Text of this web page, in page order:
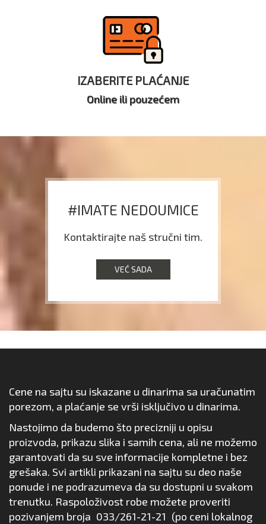
IZABERITE PLAĆANJE
Online ili pouzećem
#IMATE NEDOUMICE
Kontaktirajte naš stručni tim.
VEĆ SADA
Cene na sajtu su iskazane u dinarima sa uračunatim
porezom, a plaćanje se vrši isključivo u dinarima.
Nastojimo da budemo što precizniji u opisu
proizvoda, prikazu slika i samih cena, ali ne možemo
garantovati da su sve informacije kompletne i bez
grešaka. Svi artikli prikazani na sajtu su deo naše
ponude i ne podrazumeva da su dostupni u svakom
trenutku. Raspoloživost robe možete proveriti
pozivanjem broja 033/261-21-21 (po ceni lokalnog